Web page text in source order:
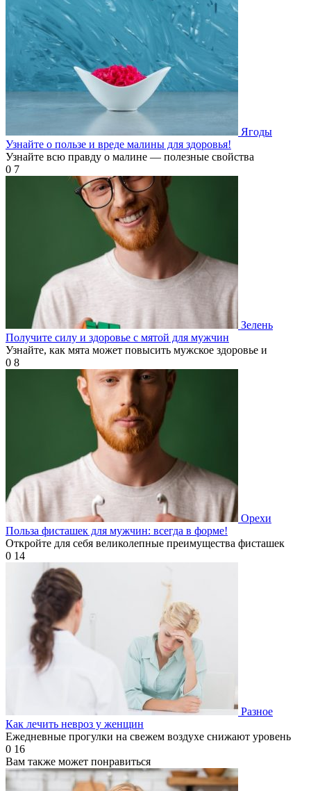
Ягоды
Узнайте о пользе и вреде малины для здоровья!
Узнайте всю правду о малине — полезные свойства
0 7
Зелень
Получите силу и здоровье с мятой для мужчин
Узнайте, как мята может повысить мужское здоровье и
0 8
Орехи
Польза фисташек для мужчин: всегда в форме!
Откройте для себя великолепные преимущества фисташек
0 14
Разное
Как лечить невроз у женщин
Ежедневные прогулки на свежем воздухе снижают уровень
0 16
Вам также может понравиться